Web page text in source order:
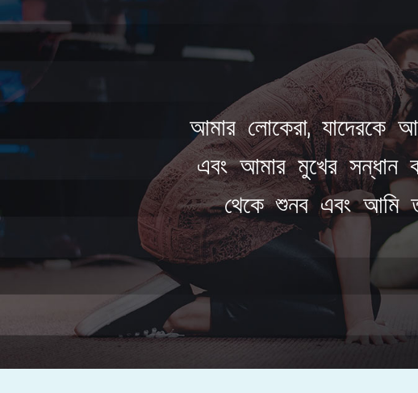
আমার লোকেরা, যাদেরকে
এবং আমার মুখের সন্ধান
থেকে শুনব এবং আমি